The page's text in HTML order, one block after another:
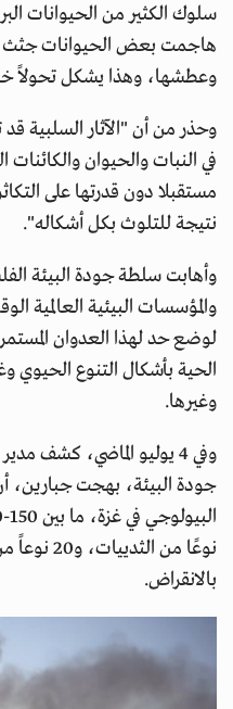
سلوك الكثير من الحيوانات
هاجمت بعض الحيوانات
وعطشها، وهذا يشكل تحولاً
وحذر من أن "الآثار السلبية
في النبات والحيوان
مستقبلا دون قدرتها على
نتيجة للتلوث بكل أشكاله".
وأهابت سلطة جودة البيئة
والمؤسسات البيئية العالمية
لوضع حد لهذا العدوان
الحية بأشكال التنوع الحيوي
وغيرها.
وفي 4 يوليو الماضي، كشف
جودة البيئة، بهجت جبارين،
نوعًا من
بالانقراض.